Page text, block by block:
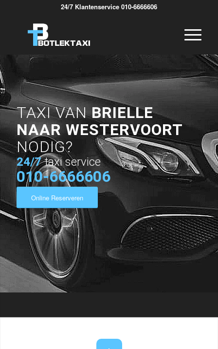
24/7 Klantenservice 010-6666606
TAXI VANBRIELLE
NAAR WESTERVOORT
NODIG?
24/7 taxi service
010-6666606
Online Reserveren